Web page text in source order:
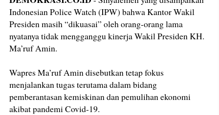
Indonesian Police Watch (IPW) bahwa Kantor Wakil
Presiden masih “dikuasai” oleh orang-orang lama
nyatanya tidak mengganggu kinerja Wakil Presiden KH.
Ma’ruf Amin.
Wapres Ma’ruf Amin disebutkan tetap fokus
menjalankan tugas terutama dalam bidang
pemberantasan kemiskinan dan pemulihan ekonomi
akibat pandemi Covid-19.